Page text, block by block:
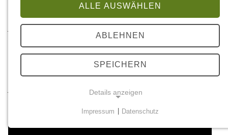
Kinder- und Jugendförderung
Junge Menschen haben durchaus was zu sagen. Ihre
Meinung ist gefragt, bei der Gestaltung ihres Schulhofs oder
in zahlreichen Projekten. Beim Mitbestimmen werden
demokratische Prozesse erlernt und soziale Kompetenzen
geschult. Außerdem: Projektarbeit verschafft
Erfolgserlebnisse! Das können unsere Kinder und
Jugendlichen beispielsweise beim Bau eines Solarbootes oder
in einem gemeinsamen Filmprojekt erfahren.
ALLE AUSWÄHLEN
ABLEHNEN
SPEICHERN
Details anzeigen
Impressum Datenschutz